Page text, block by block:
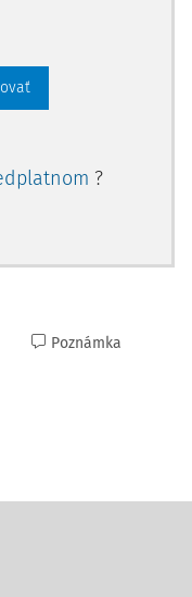
?
Poznámka